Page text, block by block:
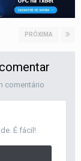
PRÓXIMA
comentário
É fácil!